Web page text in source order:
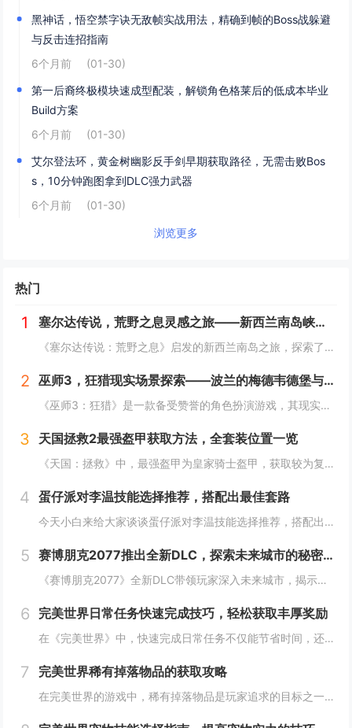
黑神话，悟空禁字诀无敌帧实战用法，精确到帧的Boss战躲避
与反击连招指南
6个月前
(01-30)
第一后裔终极模块速成型配装，解锁角色格莱后的低成本毕业
Build方案
6个月前
(01-30)
艾尔登法环，黄金树幽影反手剑早期获取路径，无需击败Bos
s，10分钟跑图拿到DLC强力武器
6个月前
(01-30)
浏览更多
热门
1 塞尔达传说，荒野之息灵感之旅——新西兰南岛峡湾探秘与荒野生存体验
《塞尔达传说：荒野之息》启发的新西兰南岛之旅，探索了其壮丽的自然风光与荒野生存体验。在峡湾国家公园，你将亲历游戏般的奇妙景色，从镜面般的湖泊、雄伟的山脉到神秘的森林，每一处都仿佛是游戏中的场景再现。你可以参与野外生存活动，学习采集、搭建庇护...
2 巫师3，狂猎现实场景探索——波兰的梅德韦德堡与温特堡城堡的奇幻之旅
《巫师3：狂猎》是一款备受赞誉的角色扮演游戏，其现实中的灵感来源之一是波兰的梅德韦德堡和温特堡城堡。这两处地点以其独特的中世纪建筑风格和壮丽的自然风光，为游戏营造了奇幻而真实的背景。梅德韦德堡位于波兰南部，拥有悠久的历史和神秘氛围；而温特堡...
3 天国拯救2最强盔甲获取方法，全套装位置一览
《天国：拯救》中，最强盔甲为皇家骑士盔甲，获取较为复杂。首先需完成“皇家侍卫”任务线，帮助亨利成为国王的私人护卫。之后，在王宫内找到盔甲的具体位置，通常藏于密室或特定房间。完成相关任务后，玩家可获得这套顶级装备，大幅提升防御力和战斗能力。游...
4 蛋仔派对李温技能选择推荐，搭配出最佳套路
今天小白来给大家谈谈蛋仔派对李温技能选择推荐，搭配出最佳套路，以及蛋仔派对攻略对应的知识点，希望对大家有所帮助，不要忘了收藏本站呢今天给各位分享蛋仔派对李温技能选择推荐，搭配出最佳套路的知识，其中也会对蛋仔派对攻略进行解释，如果能碰巧解决你...
5 赛博朋克2077推出全新DLC，探索未来城市的秘密和新任务
《赛博朋克2077》全新DLC带领玩家深入未来城市，揭示隐藏的秘密并开启一系列新任务。在这一扩展内容中，玩家将有机会探索更多未知区域，体验丰富多彩的剧情，与全新角色互动，进一步丰富游戏世界的沉浸感与可玩性。今天小白来给大家谈谈《赛博朋克20...
6 完美世界日常任务快速完成技巧，轻松获取丰厚奖励
在《完美世界》中，快速完成日常任务不仅能节省时间，还能确保玩家获得丰厚的奖励。合理规划任务路线，优先选择高经验值和金币奖励的任务。利用双倍经验时间进行任务，可以事半功倍。组队完成任务效率更高，特别是对于需要击败强大敌人的任务。不要忘记使用游...
7 完美世界稀有掉落物品的获取攻略
在完美世界的游戏中，稀有掉落物品是玩家追求的目标之一。这些物品通常只能通过特定的活动、副本或怪物获得，且掉落率极低。为了提高获取几率，玩家可以组队参与高难度副本，多次挑战以增加机会；参加限时活动，如节日庆典和特殊任务，这些活动往往会有额外奖...